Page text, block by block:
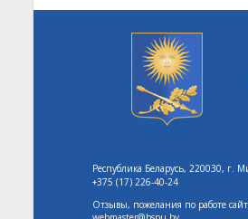
Республика Беларусь, 220030, г.
+375 (17) 226-40-24
Отзывы, пожелания по работе